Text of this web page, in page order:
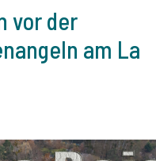
vor der
am La